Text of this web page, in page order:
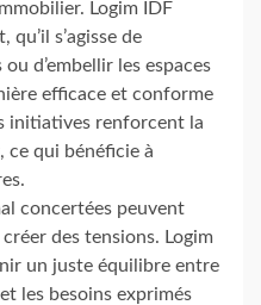
Logim IDF
s’agisse de
d’embellir les espaces
efficace et conforme
initiatives renforcent la
ce qui bénéficie à
concertées peuvent
des tensions. Logim
un juste équilibre entre
les besoins exprimés